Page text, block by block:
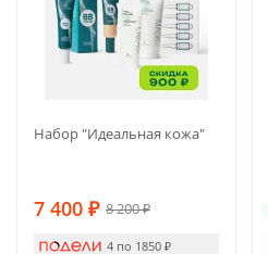
Набор "Идеальная кожа"
7 400 ₽ 8 200₽
4 по 1850 ₽